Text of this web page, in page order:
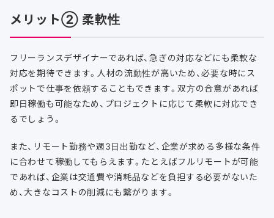
メリット② 柔軟性
フリーランスデザイナーであれば、急ぎの対応などにも柔軟な
対応を期待できます。人材の流動性が高いため、必要な時にス
ポットで仕事を依頼することもできます。双方の合意があれば
即日稼働も可能なため、プロジェクトに応じて柔軟に対応でき
るでしょう。
また、リモート勤務や週3日出勤など、企業が求める多様な条件
に合わせて稼働してもらえます。たとえばフルリモートが可能
であれば、企業は交通費や消耗品などを負担する必要がないた
め、大きなコストの削減にも繋がります。